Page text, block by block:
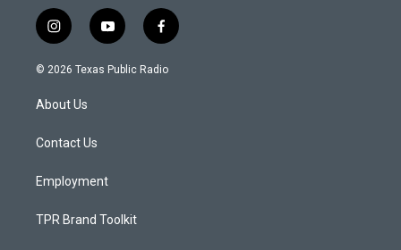
i
n
s
a
g
a
y
o
u
f
a
c
© 2026 Texas Public Radio
About Us
Contact Us
Employment
TPR Brand Toolkit